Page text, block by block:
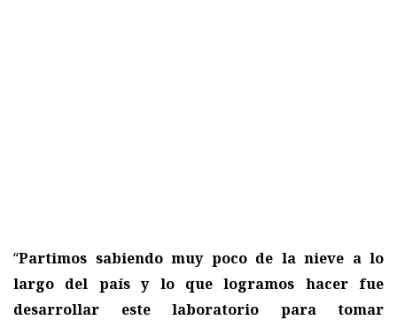
“Partimos sabiendo muy poco de la nieve a lo
largo del país y lo que logramos hacer fue
desarrollar este laboratorio para tomar